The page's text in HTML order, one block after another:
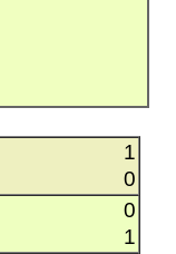
1
0
0
1